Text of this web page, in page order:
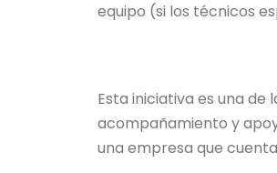
equipo (si los técnicos
Esta iniciativa es una
acompañamiento y
una empresa que